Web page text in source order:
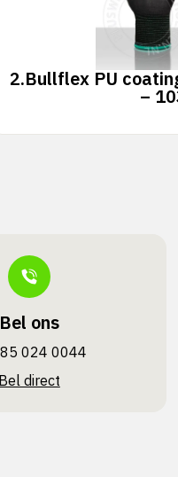
2.Bullflex PU
–
Bel ons
024 0044
Bel direct